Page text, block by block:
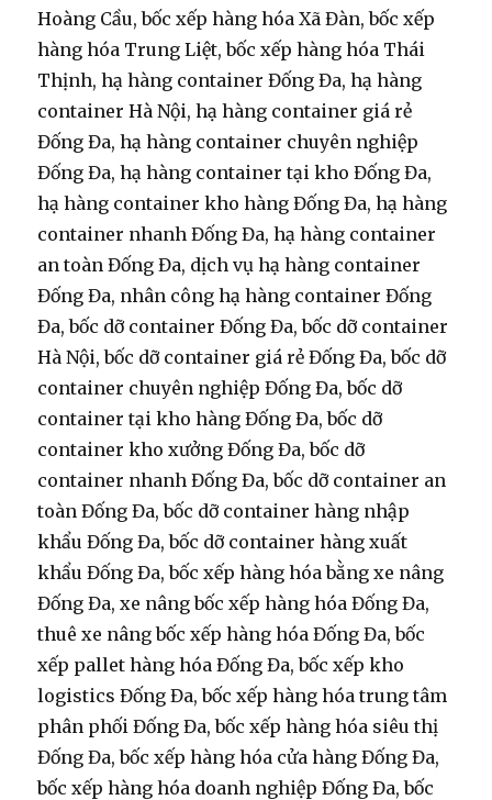
Hoàng Cầu, bốc xếp hàng hóa Xã Đàn, bốc xếp
hàng hóa Trung Liệt, bốc xếp hàng hóa Thái
Thịnh, hạ hàng container Đống Đa, hạ hàng
container Hà Nội, hạ hàng container giá rẻ
Đống Đa, hạ hàng container chuyên nghiệp
Đống Đa, hạ hàng container tại kho Đống Đa,
hạ hàng container kho hàng Đống Đa, hạ hàng
container nhanh Đống Đa, hạ hàng container
an toàn Đống Đa, dịch vụ hạ hàng container
Đống Đa, nhân công hạ hàng container Đống
Đa, bốc dỡ container Đống Đa, bốc dỡ container
Hà Nội, bốc dỡ container giá rẻ Đống Đa, bốc dỡ
container chuyên nghiệp Đống Đa, bốc dỡ
container tại kho hàng Đống Đa, bốc dỡ
container kho xưởng Đống Đa, bốc dỡ
container nhanh Đống Đa, bốc dỡ container an
toàn Đống Đa, bốc dỡ container hàng nhập
khẩu Đống Đa, bốc dỡ container hàng xuất
khẩu Đống Đa, bốc xếp hàng hóa bằng xe nâng
Đống Đa, xe nâng bốc xếp hàng hóa Đống Đa,
thuê xe nâng bốc xếp hàng hóa Đống Đa, bốc
xếp pallet hàng hóa Đống Đa, bốc xếp kho
logistics Đống Đa, bốc xếp hàng hóa trung tâm
phân phối Đống Đa, bốc xếp hàng hóa siêu thị
Đống Đa, bốc xếp hàng hóa cửa hàng Đống Đa,
bốc xếp hàng hóa doanh nghiệp Đống Đa, bốc